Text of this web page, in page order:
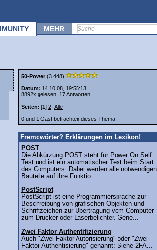
MEHR
50-Power (3.448)
Datum: 14.10.08, 19:55:13
8892x gelesen, 17 Antworten.
Seiten: [1] 2 Alle
0 und 1 Gast betrachten dieses Thema.
Fremdwörter? Erklärungen im Lexikon!
POST
Die Abkürzung POST steht für Power On Self
Test und ist ein automatischer Test beim Start
des Computers. Dabei werden alle notwendigen
Bauteile auf ihre Funktio...
PostScript
PostScript ist eine Programmiersprache zur
Beschreibung von grafischen Objekten und
Schriftzeichen zur Übertragung vom Computer
zum Drucker oder Laserbelichter. Gene...
Zwei Faktor Authentifizierung
Auch "Zwei Faktor Autorisierung" oder "Zwei-
Faktor-Authentisierung" genannt: Siehe 2FA...